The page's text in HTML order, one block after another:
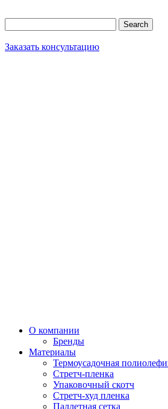
Search
Заказать консультацию
О компании
Бренды
Материалы
Термоусадочная
Стретч-пленка
Упаковочный скотч
Стретч-худ пленка
Паллетная сетка